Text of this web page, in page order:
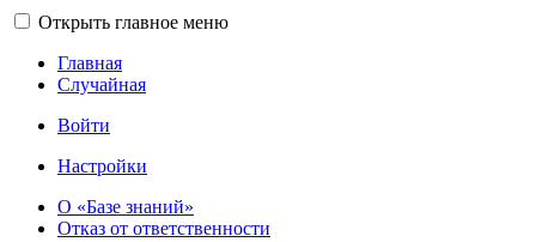
Открыть главное меню
Главная
Случайная
Войти
Настройки
О «Базе знаний»
Отказ от ответственности